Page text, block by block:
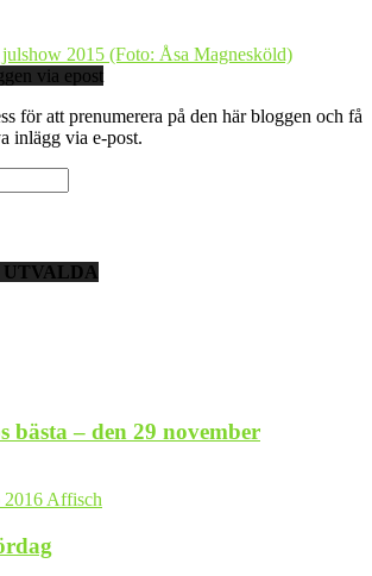
via epost
för att prenumerera på den här bloggen och få
inlägg via e-post.
UTVALDA
bästa – den 29 november